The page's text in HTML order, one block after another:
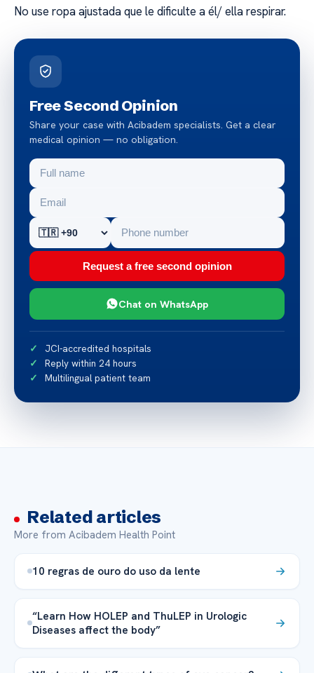
No use ropa ajustada que le dificulte a él/ ella respirar.
Free Second Opinion
Share your case with Acibadem specialists. Get a clear
medical opinion — no obligation.
Request a free second opinion
Chat on WhatsApp
JCI-accredited hospitals
Reply within 24 hours
Multilingual patient team
Related articles
More from Acibadem Health Point
10 regras de ouro do uso da lente
“Learn How HOLEP and ThuLEP in Urologic
Diseases affect the body”